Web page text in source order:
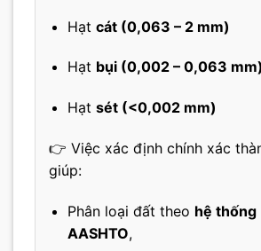
Hạt cát (0,063 – 2 mm)
Hạt bụi (0,002 – 0,063 mm)
Hạt sét (<0,002 mm)
👉 Việc xác định chính xác
giúp:
Phân loại đất theo hệ thống
AASHTO,